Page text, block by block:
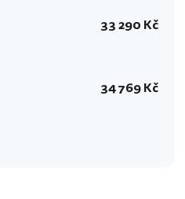
33 290 Kč
34 769 Kč